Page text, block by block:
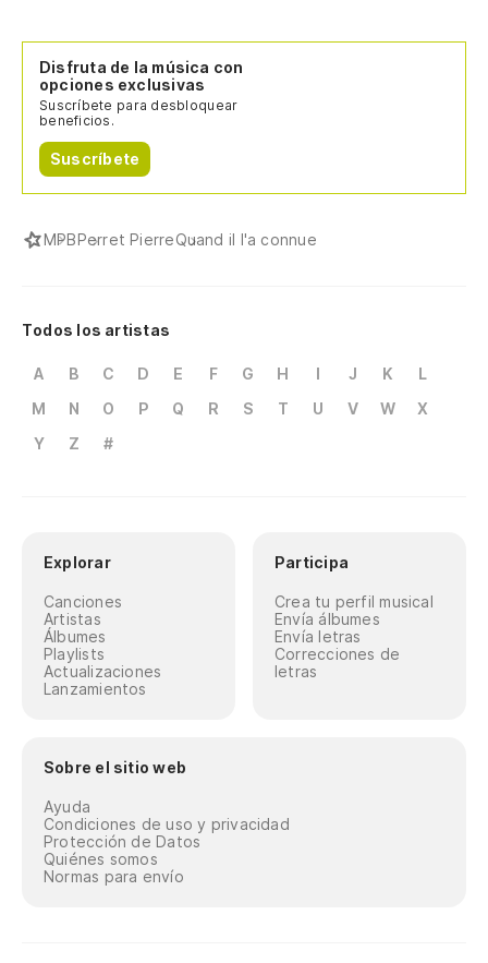
Disfruta de la música con
opciones exclusivas
Suscríbete para desbloquear
beneficios.
Suscríbete
MPBPerret PierreQuand il l'a connue
Todos los artistas
A B C D E F G H I J K
L
M
N O P Q R S T U V W
X
Y
Z #
Explorar
Canciones
Artistas
Álbumes
Playlists
Actualizaciones
Lanzamientos
Participa
Crea tu perfil musical
Envía álbumes
Envía letras
Correcciones de
letras
Sobre el sitio web
Ayuda
Condiciones de uso y privacidad
Protección de Datos
Quiénes somos
Normas para envío